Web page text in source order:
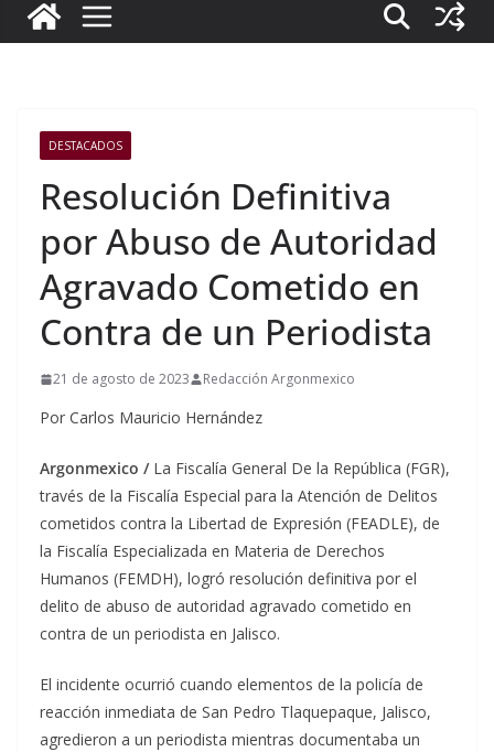
DESTACADOS
Resolución Definitiva
por Abuso de Autoridad
Agravado Cometido en
Contra de un Periodista
21 de agosto de 2023 Redacción Argonmexico
Por Carlos Mauricio Hernández
Argonmexico / La Fiscalía General De la República (FGR),
través de la Fiscalía Especial para la Atención de Delitos
cometidos contra la Libertad de Expresión (FEADLE), de
la Fiscalía Especializada en Materia de Derechos
Humanos (FEMDH), logró resolución definitiva por el
delito de abuso de autoridad agravado cometido en
contra de un periodista en Jalisco.
El incidente ocurrió cuando elementos de la policía de
reacción inmediata de San Pedro Tlaquepaque, Jalisco,
agredieron a un periodista mientras documentaba un